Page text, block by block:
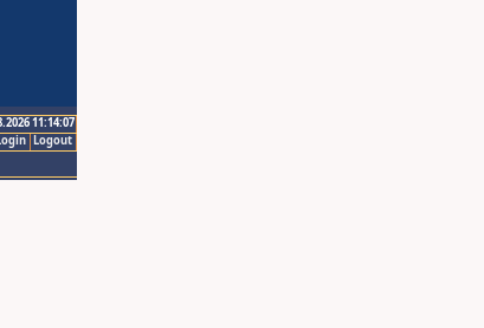
11:14:07
Logout